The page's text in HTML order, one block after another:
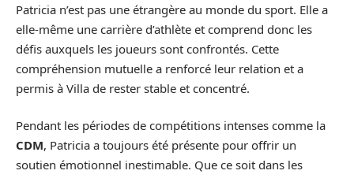
Patricia n’est pas une étrangère au monde du sport. Elle a
elle-même une carrière d’athlète et comprend donc les
défis auxquels les joueurs sont confrontés. Cette
compréhension mutuelle a renforcé leur relation et a
permis à Villa de rester stable et concentré.
Pendant les périodes de compétitions intenses comme la
CDM, Patricia a toujours été présente pour offrir un
soutien émotionnel inestimable. Que ce soit dans les